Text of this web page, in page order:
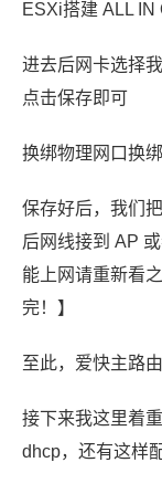
ESXi搭建 ALL IN
进去后网卡选择
点击保存即可
换绑物理网口换
保存好后，我们
后网线接到 AP
能上网请重新看
完！】
至此，爱快主路
接下来我这里着
dhcp，还有这样